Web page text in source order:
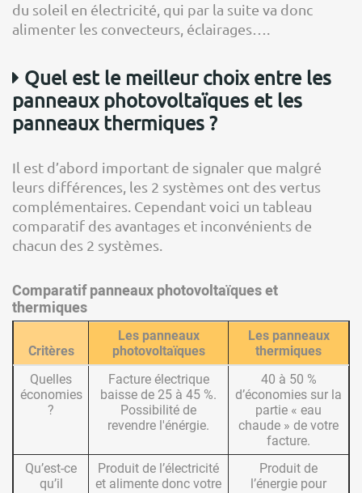
du soleil en électricité, qui par la suite va donc
alimenter les convecteurs, éclairages….
Quel est le meilleur choix entre les
panneaux photovoltaïques et les
panneaux thermiques ?
Il est d’abord important de signaler que malgré
leurs différences, les 2 systèmes ont des vertus
complémentaires. Cependant voici un tableau
comparatif des avantages et inconvénients de
chacun des 2 systèmes.
Comparatif panneaux photovoltaïques et
thermiques
Critères
Les panneaux
photovoltaïques
Les panneaux
thermiques
Quelles
économies
?
Facture électrique
baisse de 25 à 45 %.
Possibilité de
revendre l'énérgie.
40 à 50 %
d’économies sur la
partie « eau
chaude » de votre
facture.
Qu’est-ce
qu’il
Produit de l’électricité
et alimente donc votre
Produit de
l’énergie pour